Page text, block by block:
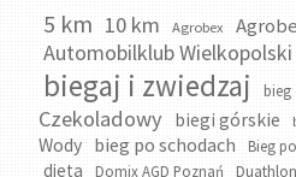
5 km 10 km Agrobex
Automobilklub Wielkopolski
biegaj i zwiedzaj bieg
Czekoladowy
biegi górskie
Wody bieg po schodach Bieg
dieta Domix AGD Poznań